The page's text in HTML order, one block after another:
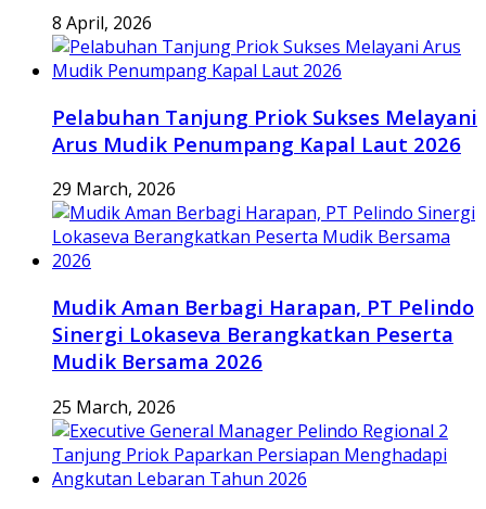
8 April, 2026
Pelabuhan Tanjung Priok Sukses Melayani
Arus Mudik Penumpang Kapal Laut 2026
29 March, 2026
Mudik Aman Berbagi Harapan, PT Pelindo
Sinergi Lokaseva Berangkatkan Peserta
Mudik Bersama 2026
25 March, 2026